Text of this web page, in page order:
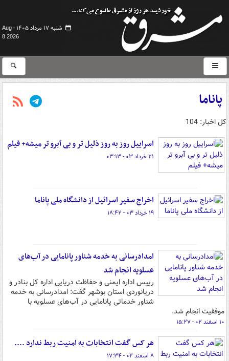
شنبه ۱۷ مرداد ۱۴۰۵ -
Aug
8 2026
پاناما
کل اخبار: 104
اسراییل روز به روز ذلیل تر و بی آبرو تر میشه+ فیلم
۲۱ خرداد ۰۳ - ۰۳:۱۳
اخراج سفیر اسرائیل از دانشگاه ملی پاناما
۱۹ خرداد ۰۳ - ۱۸:۴۲
امدادرسانی به خدمه شناور پانامایی در آب‌های
عسلویه انجام شد
رییس اداره ایمنی و حفاظت دریایی اداره کل بنادر و
دریانوردی استان بوشهر گفت: امدادرسانی به خدمه
شناور خدماتی پانامایی در آب‌های عسلویه با
موفقیت انجام شد.
۱۰ اسفند ۰۲ - ۱۵:۲۷
هر کس گفت انتخابات به امنیت ربط ندارد ....
۸ اسفند ۰۲ - ۱۷:۳۴